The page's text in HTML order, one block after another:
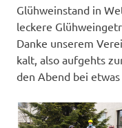
Glühweinstand in
leckere
Danke unserem
kalt, also aufgehts
den Abend bei